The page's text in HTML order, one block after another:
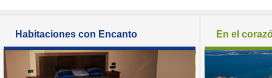
Habitaciones con Encanto En el